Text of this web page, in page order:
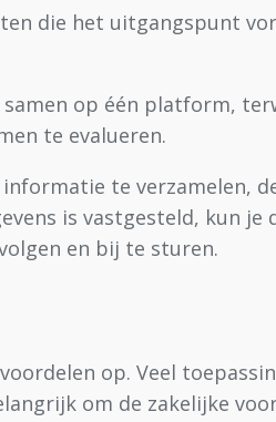
die het uitgangspunt
op één platform,
te evalueren.
te verzamelen,
is vastgesteld, kun je
en bij te sturen.
op. Veel
om de zakelijke